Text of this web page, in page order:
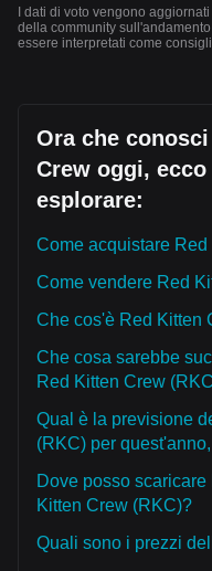
I dati di voto vengono
della community
essere interpretati come
Ora che
Crew oggi,
esplorare:
Come acquistare
Come vendere Red
Che cos'è Red Kitten
Che cosa sarebbe
Red Kitten Crew
Qual è la previsione
(RKC) per
Dove posso
Kitten Crew (RKC)?
Quali sono i prezzi